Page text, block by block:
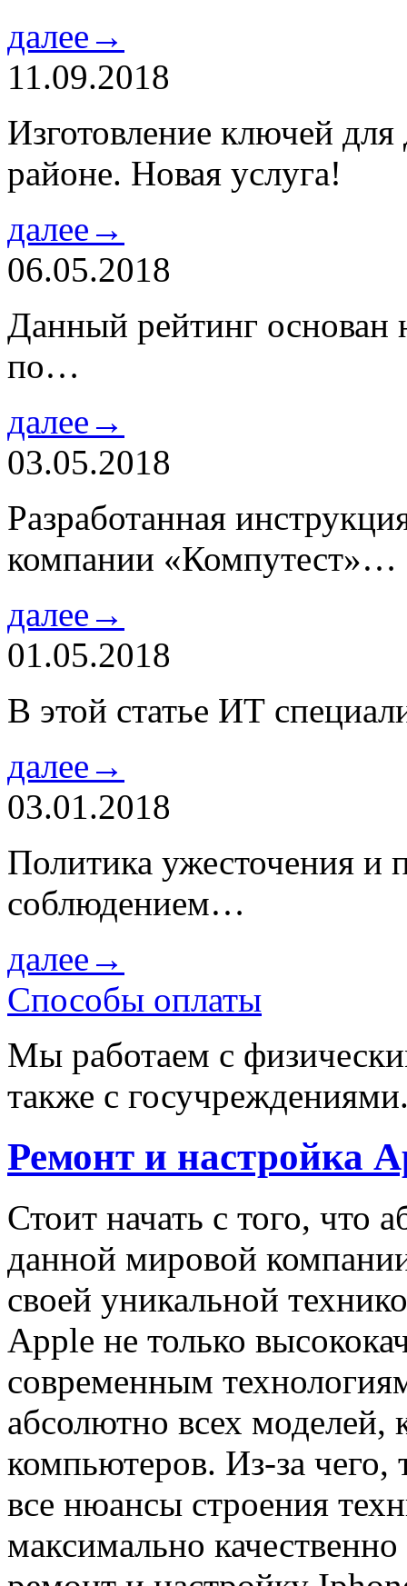
далее→
11.09.2018
Изготовление ключей
районе. Новая услуга!
далее→
06.05.2018
Данный рейтинг основан
по…
далее→
03.05.2018
Разработанная
компании «Компутест»…
далее→
01.05.2018
В этой статье ИТ
далее→
03.01.2018
Политика ужесточения и
соблюдением…
далее→
Способы оплаты
Мы работаем с
также с
Ремонт и настройка
Стоит начать с того, что
данной мировой
своей уникальной
Apple не только
современным
абсолютно всех моделей,
компьютеров. Из-за чего,
все нюансы строения
максимально